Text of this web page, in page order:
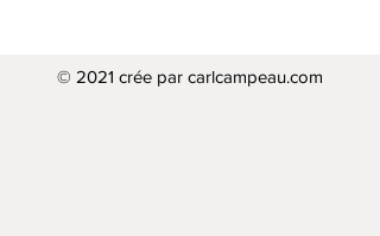
© 2021 crée par carlcampeau.com